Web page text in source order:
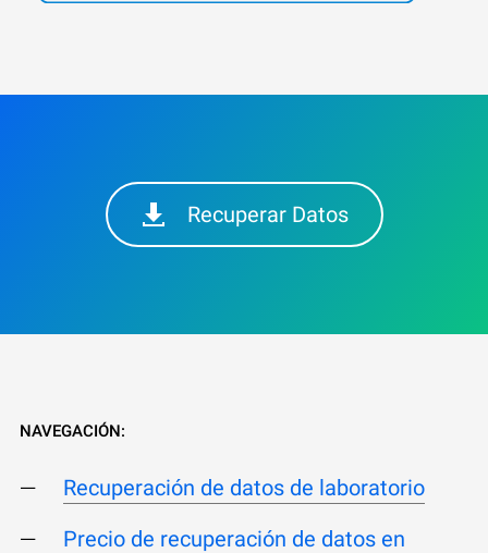
Recuperar Datos
NAVEGACIÓN:
Recuperación de datos de laboratorio
Precio de recuperación de datos en